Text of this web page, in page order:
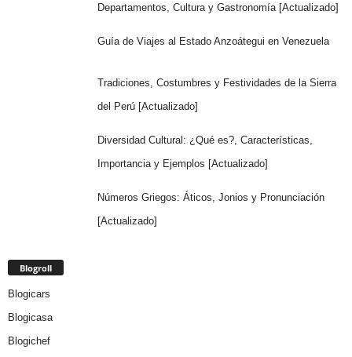
Departamentos, Cultura y Gastronomía [Actualizado]
Guía de Viajes al Estado Anzoátegui en Venezuela
Tradiciones, Costumbres y Festividades de la Sierra
del Perú [Actualizado]
Diversidad Cultural: ¿Qué es?, Características,
Importancia y Ejemplos [Actualizado]
Números Griegos: Áticos, Jonios y Pronunciación
[Actualizado]
Blogroll
Blogicars
Blogicasa
Blogichef